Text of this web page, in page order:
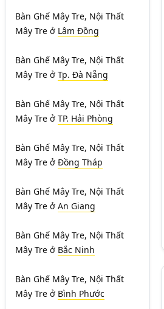
Bàn Ghế Mây Tre, Nội Thất
Mây Tre ở Lâm Đồng
Bàn Ghế Mây Tre, Nội Thất
Mây Tre ở Tp. Đà Nẵng
Bàn Ghế Mây Tre, Nội Thất
Mây Tre ở TP. Hải Phòng
Bàn Ghế Mây Tre, Nội Thất
Mây Tre ở Đồng Tháp
Bàn Ghế Mây Tre, Nội Thất
Mây Tre ở An Giang
Bàn Ghế Mây Tre, Nội Thất
Mây Tre ở Bắc Ninh
Bàn Ghế Mây Tre, Nội Thất
Mây Tre ở Bình Phước